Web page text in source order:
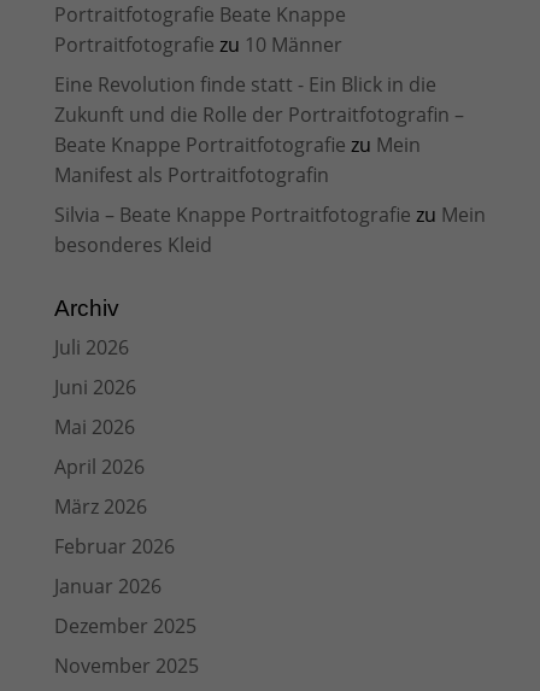
Portraitfotografie Beate Knappe
Portraitfotografie zu 10 Männer
Eine Revolution finde statt - Ein Blick in die
Zukunft und die Rolle der Portraitfotografin –
Beate Knappe Portraitfotografie zu Mein
Manifest als Portraitfotografin
Silvia – Beate Knappe Portraitfotografie zu Mein
besonderes Kleid
Archiv
Juli 2026
Juni 2026
Mai 2026
April 2026
März 2026
Februar 2026
Januar 2026
Dezember 2025
November 2025